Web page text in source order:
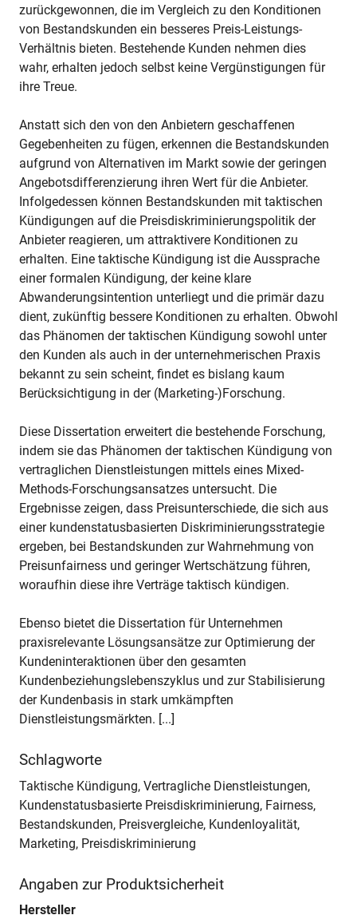
zurückgewonnen, die im Vergleich zu den Konditionen
von Bestandskunden ein besseres Preis-Leistungs-
Verhältnis bieten. Bestehende Kunden nehmen dies
wahr, erhalten jedoch selbst keine Vergünstigungen für
ihre Treue.
Anstatt sich den von den Anbietern geschaffenen
Gegebenheiten zu fügen, erkennen die Bestandskunden
aufgrund von Alternativen im Markt sowie der geringen
Angebotsdifferenzierung ihren Wert für die Anbieter.
Infolgedessen können Bestandskunden mit taktischen
Kündigungen auf die Preisdiskriminierungspolitik der
Anbieter reagieren, um attraktivere Konditionen zu
erhalten. Eine taktische Kündigung ist die Aussprache
einer formalen Kündigung, der keine klare
Abwanderungsintention unterliegt und die primär dazu
dient, zukünftig bessere Konditionen zu erhalten. Obwohl
das Phänomen der taktischen Kündigung sowohl unter
den Kunden als auch in der unternehmerischen Praxis
bekannt zu sein scheint, findet es bislang kaum
Berücksichtigung in der (Marketing-)Forschung.
Diese Dissertation erweitert die bestehende Forschung,
indem sie das Phänomen der taktischen Kündigung von
vertraglichen Dienstleistungen mittels eines Mixed-
Methods-Forschungsansatzes untersucht. Die
Ergebnisse zeigen, dass Preisunterschiede, die sich aus
einer kundenstatusbasierten Diskriminierungsstrategie
ergeben, bei Bestandskunden zur Wahrnehmung von
Preisunfairness und geringer Wertschätzung führen,
woraufhin diese ihre Verträge taktisch kündigen.
Ebenso bietet die Dissertation für Unternehmen
praxisrelevante Lösungsansätze zur Optimierung der
Kundeninteraktionen über den gesamten
Kundenbeziehungslebenszyklus und zur Stabilisierung
der Kundenbasis in stark umkämpften
Dienstleistungsmärkten. [...]
Schlagworte
Taktische Kündigung, Vertragliche Dienstleistungen,
Kundenstatusbasierte Preisdiskriminierung, Fairness,
Bestandskunden, Preisvergleiche, Kundenloyalität,
Marketing, Preisdiskriminierung
Angaben zur Produktsicherheit
Hersteller